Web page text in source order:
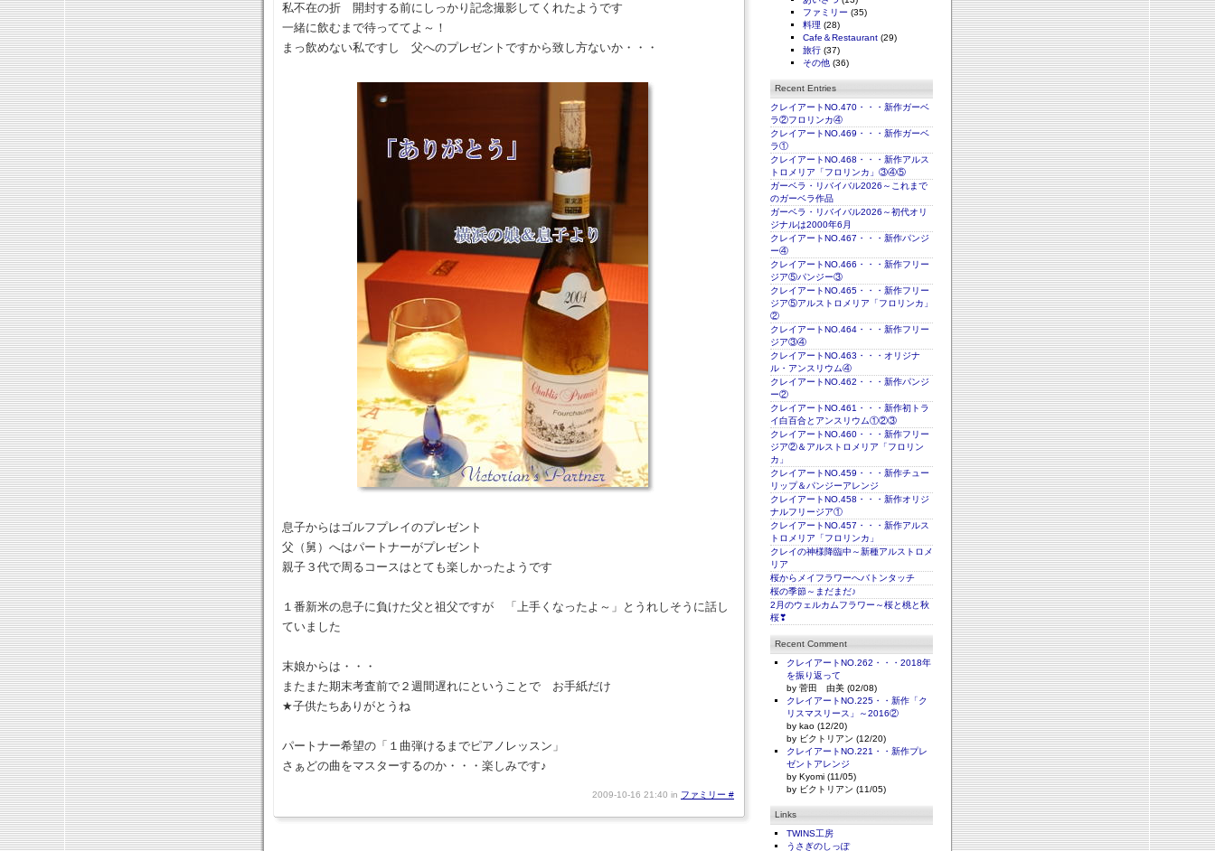
私不在の折 開封する前にしっかり記念撮影してくれたようです
一緒に飲むまで待っててよ～！
まっ飲めない私ですし 父へのプレゼントですから致し方ないか・・・
息子からはゴルフプレイのプレゼント
父（舅）へはパートナーがプレゼント
親子３代で周るコースはとても楽しかったようです
１番新米の息子に負けた父と祖父ですが 「上手くなったよ～」とうれしそうに話し
ていました
末娘からは・・・
またまた期末考査前で２週間遅れにということで お手紙だけ
★子供たちありがとうね
パートナー希望の「１曲弾けるまでピアノレッスン」
さぁどの曲をマスターするのか・・・楽しみです♪
2009-10-16 21:40 in ファミリー #
ファミリー (35)
料理 (28)
Cafe＆Restaurant (29)
旅行 (37)
その他 (36)
Recent Entries
クレイアートNO.470・・・新作ガーベ
ラ②フロリンカ④
クレイアートNO.469・・・新作ガーベ
ラ①
クレイアートNO.468・・・新作アルス
トロメリア「フロリンカ」③④⑤
ガーベラ・リバイバル2026～これまで
のガーベラ作品
ガーベラ・リバイバル2026～初代オリ
ジナルは2000年6月
クレイアートNO.467・・・新作パンジ
ー④
クレイアートNO.466・・・新作フリー
ジア⑤パンジー③
クレイアートNO.465・・・新作フリー
ジア⑤アルストロメリア「フロリンカ」
②
クレイアートNO.464・・・新作フリー
ジア③④
クレイアートNO.463・・・オリジナ
ル・アンスリウム④
クレイアートNO.462・・・新作パンジ
ー②
クレイアートNO.461・・・新作初トラ
イ白百合とアンスリウム①②③
クレイアートNO.460・・・新作フリー
ジア②＆アルストロメリア「フロリン
カ」
クレイアートNO.459・・・新作チュー
リップ＆パンジーアレンジ
クレイアートNO.458・・・新作オリジ
ナルフリージア①
クレイアートNO.457・・・新作アルス
トロメリア「フロリンカ」
クレイの神様降臨中～新種アルストロメ
リア
桜からメイフラワーへバトンタッチ
桜の季節～まだまだ♪
2月のウェルカムフラワー～桜と桃と秋
桜❣
Recent Comment
クレイアートNO.262・・・2018年
を振り返って
by 菅田 由美 (02/08)
クレイアートNO.225・・新作「ク
リスマスリース」～2016②
by kao (12/20)
by ビクトリアン (12/20)
クレイアートNO.221・・新作プレ
ゼントアレンジ
by Kyomi (11/05)
by ビクトリアン (11/05)
Links
TWINS工房
うさぎのしっぽ